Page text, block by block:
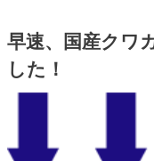
早速、国産クワ
した！